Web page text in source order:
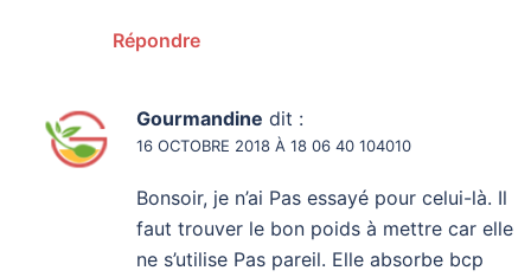
Répondre
Gourmandine dit :
16 OCTOBRE 2018 À 18 06 40 104010
Bonsoir, je n’ai Pas essayé pour celui-là. Il
faut trouver le bon poids à mettre car elle
ne s’utilise Pas pareil. Elle absorbe bcp